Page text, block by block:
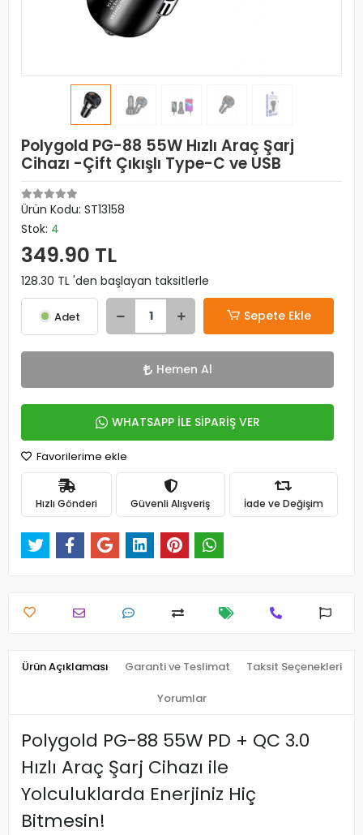
Polygold PG-88 55W Hızlı Araç Şarj
Cihazı -Çift Çıkışlı Type-C ve USB
Ürün Kodu: ST13158
Stok: 4
349.90 TL
128.30 TL 'den başlayan taksitlerle
Adet Sepete Ekle
Hemen Al
WHATSAPP İLE SİPARİŞ VER
Favorilerime ekle
Hızlı Gönderi Güvenli Alışveriş İade ve Değişim
Ürün Açıklaması Garanti ve Teslimat Taksit Seçenekleri
Yorumlar
Polygold PG-88 55W PD + QC 3.0
Hızlı Araç Şarj Cihazı ile
Yolculuklarda Enerjiniz Hiç
Bitmesin!